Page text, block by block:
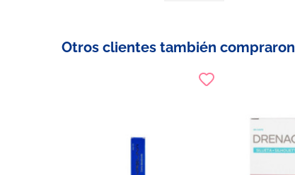
Otros clientes también compraron